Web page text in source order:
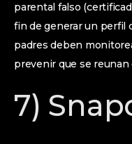
parental falso
fin de generar un perfil
padres deben
prevenir que se reunan
7)